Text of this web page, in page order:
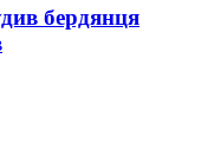
бердянця